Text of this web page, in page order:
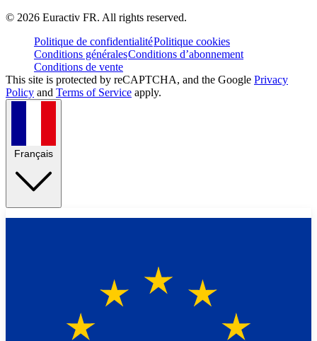
© 2026 Euractiv FR. All rights reserved.
Politique de confidentialitéPolitique cookies
Conditions généralesConditions d’abonnement
Conditions de vente
This site is protected by reCAPTCHA, and the Google Privacy
Policy and Terms of Service apply.
Français